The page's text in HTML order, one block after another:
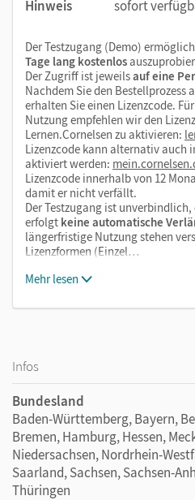
Hinweis
sofort
Der Testzugang (Demo)
Tage lang kostenlos
Der Zugriff ist jeweilsauf eine
Nachdem Sie den Bestellprozess
erhalten Sie einen Lizenzcode.
Nutzung empfehlen wir den
Lernen.Cornelsen zu aktivieren:
Lizenzcode kann alternativ auch
aktiviert werden:
Lizenzcode innerhalb von 12
damit er nicht verfällt.
Der Testzugang ist
erfolgt keine automatische
längerfristige Nutzung stehen
Lizenzformen (Einzel…
Mehr lesen
Infos
Bundesland
Baden-Württemberg, Bayern,
Bremen, Hamburg, Hessen,
Niedersachsen, Nordrhein-
Saarland, Sachsen, Sachsen-
Thüringen